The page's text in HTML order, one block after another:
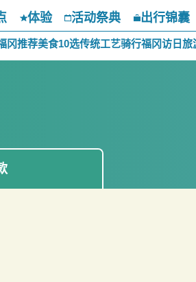
体验 活动祭典 出行锦囊
冈推荐美食10选传统工艺骑行福冈访日旅